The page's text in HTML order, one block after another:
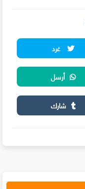
غرد
أرسل
شارك